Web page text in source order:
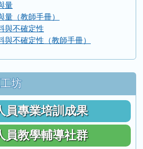
量
量（教師手冊）
與不確定性
與不確定性（教師手冊）
坊
員專業培訓成果
員教學輔導社群